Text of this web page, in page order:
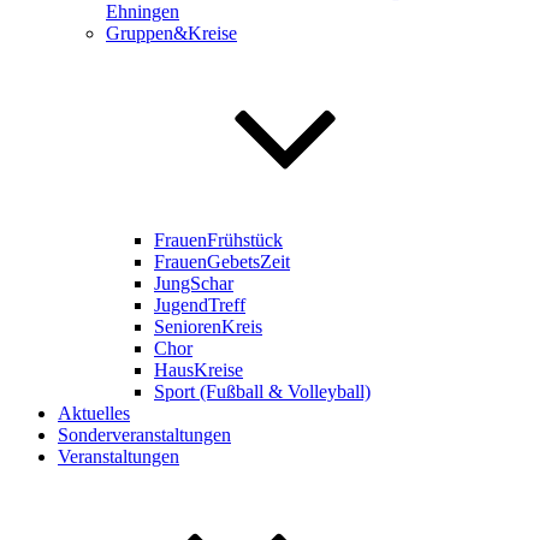
Ehningen
Gruppen&Kreise
FrauenFrühstück
FrauenGebetsZeit
JungSchar
JugendTreff
SeniorenKreis
Chor
HausKreise
Sport (Fußball & Volleyball)
Aktuelles
Sonderveranstaltungen
Veranstaltungen